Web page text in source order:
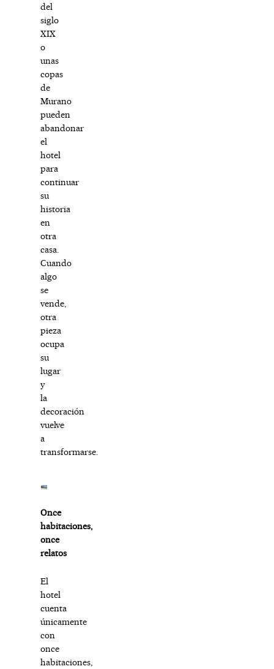
del
siglo
XIX
o
unas
copas
de
Murano
pueden
abandonar
el
hotel
para
continuar
su
historia
en
otra
casa.
Cuando
algo
se
vende,
otra
pieza
ocupa
su
lugar
y
la
decoración
vuelve
a
transformarse.
Once
habitaciones,
once
relatos
El
hotel
cuenta
únicamente
con
once
habitaciones,